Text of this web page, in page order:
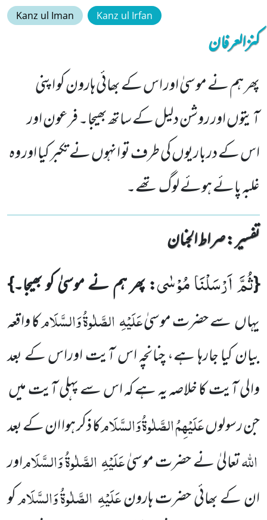
Kanz ul Iman Kanz ul Irfan
کنزالعرفان
پھر ہم نے موسیٰ اور اس کے بھائی ہارون کو اپنی
آیتوں اور روشن دلیل کے ساتھ بھیجا۔ فرعون اور
اس کے درباریوں کی طرف تو انہوں نے تکبر کیا اور وہ
غلبہ پائے ہوئے لوگ تھے۔
تفسیر : ‎صراط الجنان
{ثُمَّ اَرْسَلْنَا مُوْسٰى: پھر ہم نے موسیٰ کو بھیجا۔}
یہاںسے حضرت موسیٰعَلَیْہِالصَّلٰوۃُ وَالسَّلَامکا واقعہ
بیان کیا جارہا ہے، چنانچہ اس آیت اوراس کے بعد
والی آیت کا خلاصہ یہ ہے کہ اس سے پہلی آیت میں
جن رسولوںعَلَیْہِمُ الصَّلٰوۃُ وَالسَّلَامکا ذکر ہوا ان کے بعد
اللہتعالیٰ نے حضرت موسیٰعَلَیْہِالصَّلٰوۃُ وَالسَّلَاماور
ان کے بھائی حضرت ہارونعَلَیْہِ الصَّلٰوۃُ وَالسَّلَامکو